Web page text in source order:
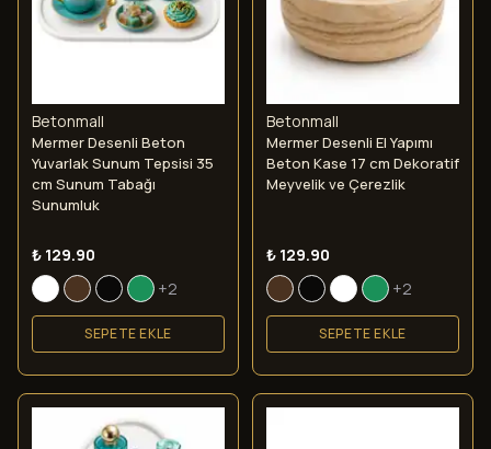
Betonmall
Mermer Desenli Beton
Yuvarlak Sunum Tepsisi 35
cm Sunum Tabağı
Sunumluk
₺ 129.90
+2
SEPETE EKLE
Betonmall
Mermer Desenli El Yapımı
Beton Kase 17 cm Dekoratif
Meyvelik ve Çerezlik
₺ 129.90
+2
SEPETE EKLE